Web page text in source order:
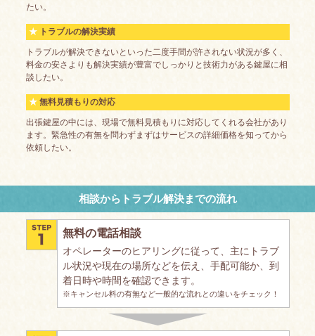
たい。
トラブルの解決実績
トラブルが解決できないといった二度手間が許されない状況が多く、
料金の安さよりも解決実績が豊富でしっかりと技術力がある鍵屋に相
談したい。
無料見積もりの対応
出張鍵屋の中には、現場で無料見積もりに対応してくれる会社があり
ます。緊急性の有無を問わずまずはサービスの詳細価格を知ってから
依頼したい。
相談からトラブル解決までの流れ
無料の電話相談
オペレーターのヒアリングに従って、主にトラブ
ル状況や現在の場所などを伝え、手配可能か、到
着日時や時間を確認できます。
※キャンセル料の有無など一般的な流れとの違いをチェック！